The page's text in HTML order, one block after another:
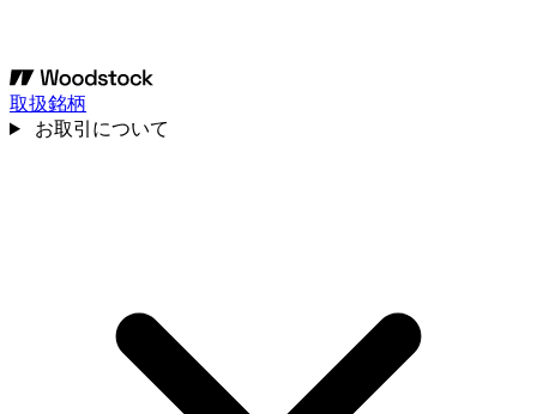
取扱銘柄
お取引について